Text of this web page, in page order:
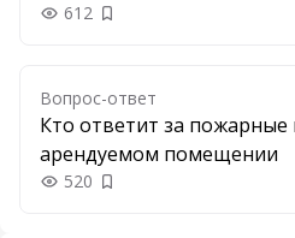
612 Добавить в закладки
Вопрос-ответ
Кто ответит за
арендуемом помещении
520 Добавить в закладки